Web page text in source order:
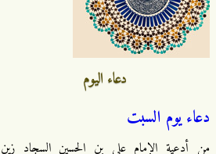
دعاء اليوم
دعاء يوم السبت
من أدعية الإمام علي بن الحسين السجاد زين